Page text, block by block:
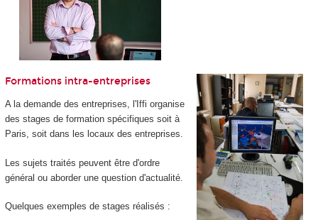
Formations intra-entreprises
A la demande des entreprises, l'Iffi organise
des stages de formation spécifiques soit à
Paris, soit dans les locaux des entreprises.
Les sujets traités peuvent être d'ordre
général ou aborder une question d'actualité.
Quelques exemples de stages réalisés :